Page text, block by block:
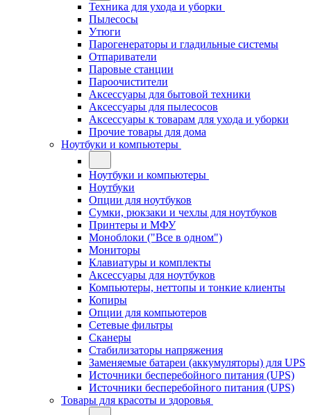
Техника для ухода и уборки
Пылесосы
Утюги
Парогенераторы и гладильные системы
Отпариватели
Паровые станции
Пароочистители
Аксессуары для бытовой техники
Аксессуары для пылесосов
Аксессуары к товарам для ухода и уборки
Прочие товары для дома
Ноутбуки и компьютеры
Ноутбуки и компьютеры
Ноутбуки
Опции для ноутбуков
Сумки, рюкзаки и чехлы для ноутбуков
Принтеры и МФУ
Моноблоки ("Все в одном")
Мониторы
Клавиатуры и комплекты
Аксессуары для ноутбуков
Компьютеры, неттопы и тонкие клиенты
Копиры
Опции для компьютеров
Сетевые фильтры
Сканеры
Стабилизаторы напряжения
Заменяемые батареи (аккумуляторы) для UPS
Источники бесперебойного питания (UPS)
Источники бесперебойного питания (UPS)
Товары для красоты и здоровья